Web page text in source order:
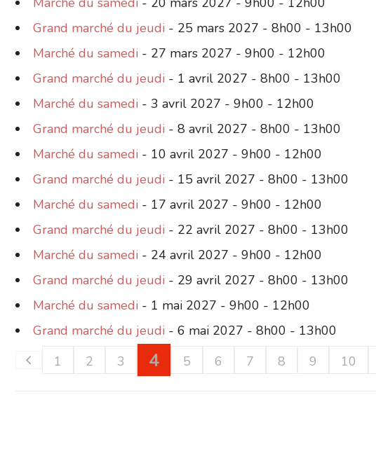
Grand marché du jeudi - 25 mars 2027 - 8h00 - 13h00
Marché du samedi - 27 mars 2027 - 9h00 - 12h00
Grand marché du jeudi - 1 avril 2027 - 8h00 - 13h00
Marché du samedi - 3 avril 2027 - 9h00 - 12h00
Grand marché du jeudi - 8 avril 2027 - 8h00 - 13h00
Marché du samedi - 10 avril 2027 - 9h00 - 12h00
Grand marché du jeudi - 15 avril 2027 - 8h00 - 13h00
Marché du samedi - 17 avril 2027 - 9h00 - 12h00
Grand marché du jeudi - 22 avril 2027 - 8h00 - 13h00
Marché du samedi - 24 avril 2027 - 9h00 - 12h00
Grand marché du jeudi - 29 avril 2027 - 8h00 - 13h00
Marché du samedi - 1 mai 2027 - 9h00 - 12h00
Grand marché du jeudi - 6 mai 2027 - 8h00 - 13h00
1
2 3 4 5 6 7 8 9 10